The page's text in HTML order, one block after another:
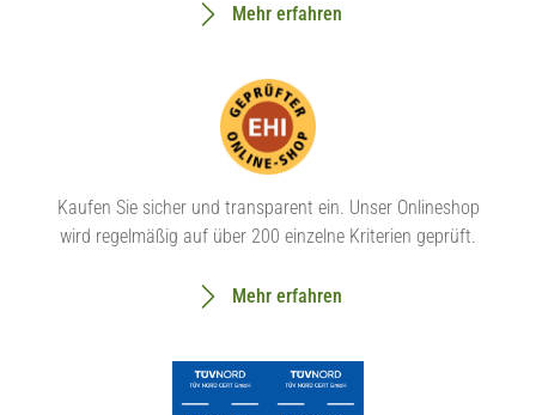
Mehr erfahren
Kaufen Sie sicher und transparent ein. Unser Onlineshop
wird regelmäßig auf über 200 einzelne Kriterien geprüft.
Mehr erfahren